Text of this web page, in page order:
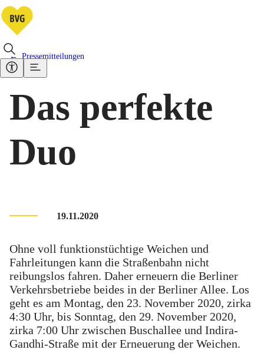
Pressemitteilungen
Das perfekte
Duo
19.11.2020
Ohne voll funktionstüchtige Weichen und
Fahrleitungen kann die Straßenbahn nicht
reibungslos fahren. Daher erneuern die Berliner
Verkehrsbetriebe beides in der Berliner Allee. Los
geht es am Montag, den 23. November 2020, zirka
4:30 Uhr, bis Sonntag, den 29. November 2020,
zirka 7:00 Uhr zwischen Buschallee und Indira-
Gandhi-Straße mit der Erneuerung der Weichen.